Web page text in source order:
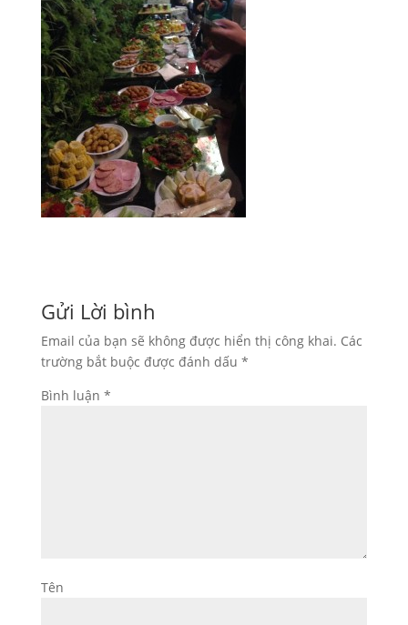
Gửi Lời bình
Email của bạn sẽ không được hiển thị công khai. Các
trường bắt buộc được đánh dấu *
Bình luận *
Tên